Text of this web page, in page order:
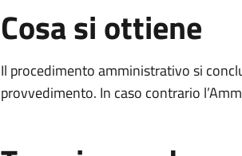
Cosa si ottiene
Il procedimento amministrativo si
provvedimento. In caso contrario